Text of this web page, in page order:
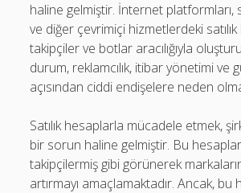
haline gelmiştir. İnternet platformları,
ve diğer çevrimiçi hizmetlerdeki
takipçiler ve botlar aracılığıyla
durum, reklamcılık, itibar yönetimi ve
açısından ciddi endişelere neden
Satılık hesaplarla mücadele etmek,
bir sorun haline gelmiştir. Bu
takipçilermiş gibi görünerek
artırmayı amaçlamaktadır. Ancak, bu